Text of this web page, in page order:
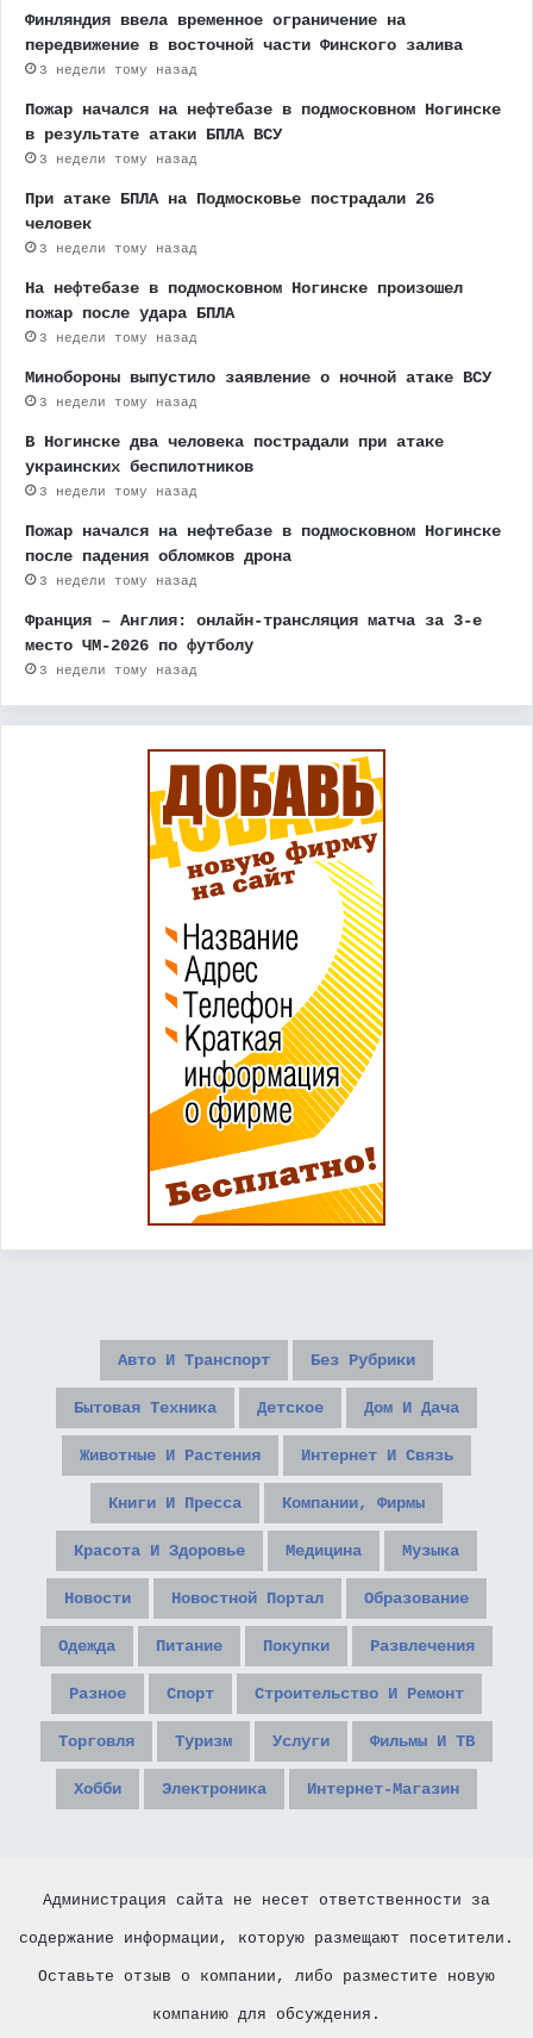
Финляндия ввела временное ограничение на
передвижение в восточной части Финского залива
3 недели тому назад
Пожар начался на нефтебазе в подмосковном Ногинске
в результате атаки БПЛА ВСУ
3 недели тому назад
При атаке БПЛА на Подмосковье пострадали 26
человек
3 недели тому назад
На нефтебазе в подмосковном Ногинске произошел
пожар после удара БПЛА
3 недели тому назад
Минобороны выпустило заявление о ночной атаке ВСУ
3 недели тому назад
В Ногинске два человека пострадали при атаке
украинских беспилотников
3 недели тому назад
Пожар начался на нефтебазе в подмосковном Ногинске
после падения обломков дрона
3 недели тому назад
Франция – Англия: онлайн-трансляция матча за 3-е
место ЧМ-2026 по футболу
3 недели тому назад
Авто И Транспорт Без Рубрики
Бытовая Техника Детское Дом И Дача
Животные И Растения Интернет И Связь
Книги И Пресса Компании, Фирмы
Красота И Здоровье Медицина Музыка
Новости Новостной Портал Образование
Одежда Питание Покупки Развлечения
Разное Спорт Строительство И Ремонт
Торговля Туризм Услуги Фильмы И ТВ
Хобби Электроника Интернет-Магазин
Администрация сайта не несет ответственности за
содержание информации, которую размещают посетители.
Оставьте отзыв о компании, либо разместите новую
компанию для обсуждения.